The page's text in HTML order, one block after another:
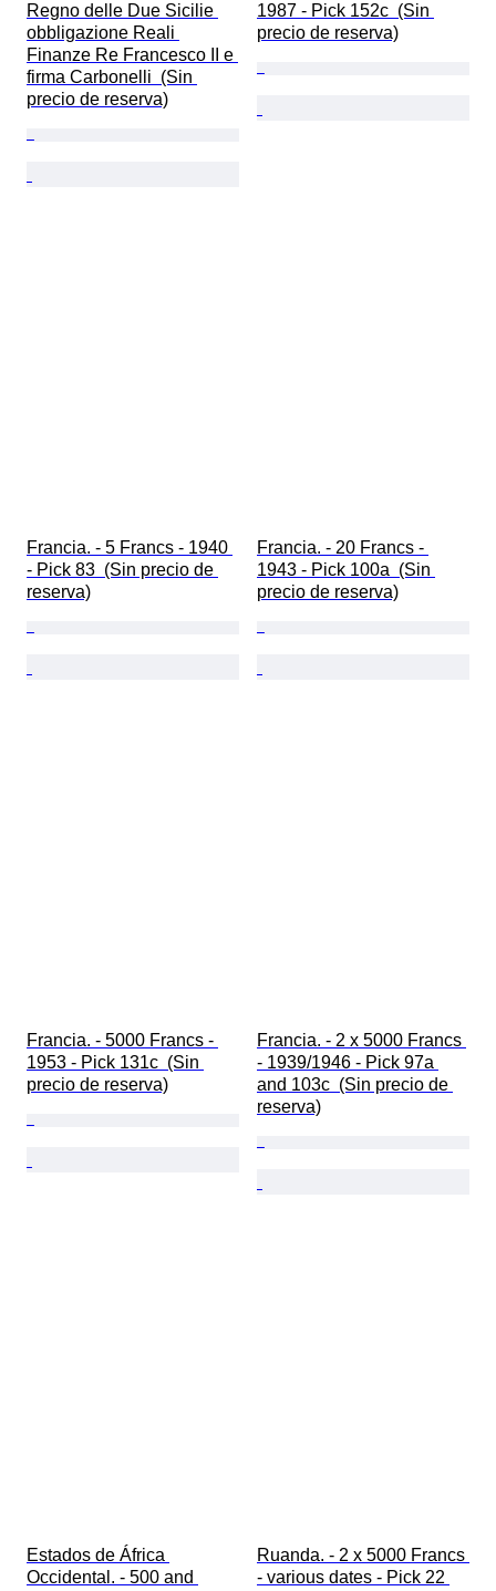
Regno delle Due Sicilie
obbligazione Reali
Finanze Re Francesco II e
firma Carbonelli  (Sin
precio de reserva)
1987 - Pick 152c  (Sin
precio de reserva)
Francia. - 5 Francs - 1940
- Pick 83  (Sin precio de
reserva)
Francia. - 20 Francs -
1943 - Pick 100a  (Sin
precio de reserva)
Francia. - 5000 Francs -
1953 - Pick 131c  (Sin
precio de reserva)
Francia. - 2 x 5000 Francs
- 1939/1946 - Pick 97a
and 103c  (Sin precio de
reserva)
Estados de África
Occidental. - 500 and
Ruanda. - 2 x 5000 Francs
- various dates - Pick 22